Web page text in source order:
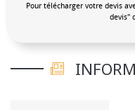
Pour télécharger votre devis
devis"